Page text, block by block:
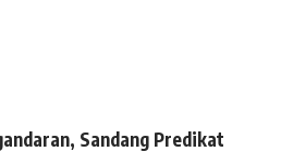
Sandang Predikat